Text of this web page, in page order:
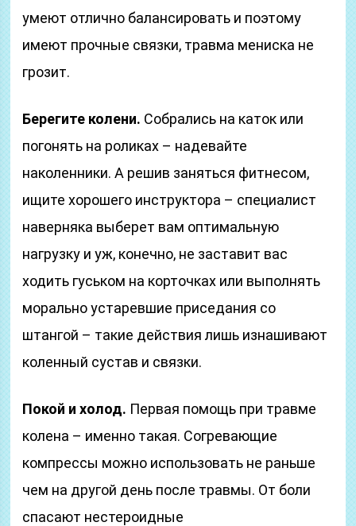
умеют отлично балансировать и поэтому
имеют прочные связки, травма мениска не
грозит.
Берегите колени. Собрались на каток или
погонять на роликах – надевайте
наколенники. А решив заняться фитнесом,
ищите хорошего инструктора – специалист
наверняка выберет вам оптимальную
нагрузку и уж, конечно, не заставит вас
ходить гуськом на корточках или выполнять
морально устаревшие приседания со
штангой – такие действия лишь изнашивают
коленный сустав и связки.
Покой и холод. Первая помощь при травме
колена – именно такая. Согревающие
компрессы можно использовать не раньше
чем на другой день после травмы. От боли
спасают нестероидные